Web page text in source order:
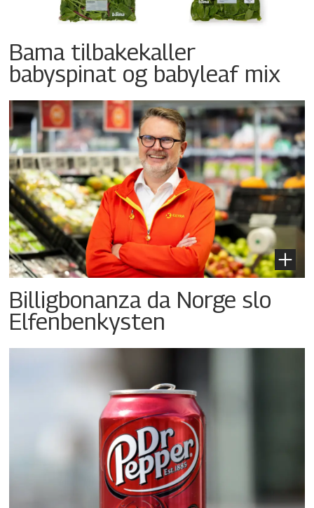
Bama tilbakekaller
babyspinat og babyleaf mix
Billigbonanza da Norge slo
Elfenbenkysten